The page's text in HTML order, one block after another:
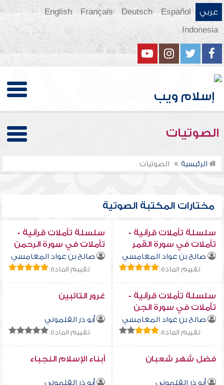
عربي Español
Deutsch
Français
English
Indonesia
الصوتيات
الرئيسية الصوتيات
مختارات المكتبة الصوتية
سلسلة تأملات قرآنية -
تأملات في سورة القمر
صالح بن عواد المغامسي
تقييم المادة:
سلسلة تأملات قرآنية -
تأملات في سورة الرحمن
صالح بن عواد المغامسي
تقييم المادة:
سلسلة تأملات قرآنية -
تأملات في سورة الجن
صالح بن عواد المغامسي
تقييم المادة:
غرور التائبين
أبو ذر القلموني
تقييم المادة:
فضل شهر شعبان
أبو ذر القلموني
أبناء الإسلام النجباء
أبو ذر القلموني